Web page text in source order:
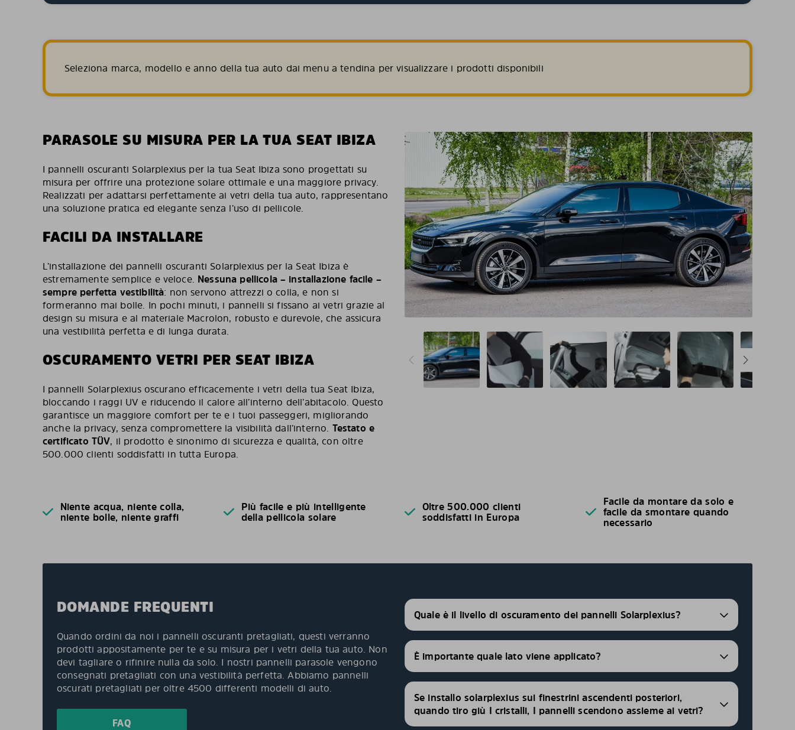
Seleziona marca, modello e anno della tua auto dai menu a tendina per visualizzare i prodotti disponibili
PARASOLE SU MISURA PER LA TUA SEAT IBIZA
I pannelli oscuranti Solarplexius per la tua Seat Ibiza sono progettati su
misura per offrire una protezione solare ottimale e una maggiore privacy.
Realizzati per adattarsi perfettamente ai vetri della tua auto, rappresentano
una soluzione pratica ed elegante senza l’uso di pellicole.
FACILI DA INSTALLARE
L’installazione dei pannelli oscuranti Solarplexius per la Seat Ibiza è
estremamente semplice e veloce. Nessuna pellicola – installazione facile –
sempre perfetta vestibilità: non servono attrezzi o colla, e non si
formeranno mai bolle. In pochi minuti, i pannelli si fissano ai vetri grazie al
design su misura e al materiale Macrolon, robusto e durevole, che assicura
una vestibilità perfetta e di lunga durata.
OSCURAMENTO VETRI PER SEAT IBIZA
I pannelli Solarplexius oscurano efficacemente i vetri della tua Seat Ibiza,
bloccando i raggi UV e riducendo il calore all’interno dell’abitacolo. Questo
garantisce un maggiore comfort per te e i tuoi passeggeri, migliorando
anche la privacy, senza compromettere la visibilità dall’interno. Testato e
certificato TÜV, il prodotto è sinonimo di sicurezza e qualità, con oltre
500.000 clienti soddisfatti in tutta Europa.
Niente acqua, niente colla,
niente bolle, niente graffi
Più facile e più intelligente
della pellicola solare
Oltre 500.000 clienti
soddisfatti in Europa
Facile da montare da solo e
facile da smontare quando
necessario
DOMANDE FREQUENTI
Quando ordini da noi i pannelli oscuranti pretagliati, questi verranno
prodotti appositamente per te e su misura per i vetri della tua auto. Non
devi tagliare o rifinire nulla da solo. I nostri pannelli parasole vengono
consegnati pretagliati con una vestibilità perfetta. Abbiamo pannelli
oscurati pretagliati per oltre 4500 differenti modelli di auto.
FAQ
Quale è il livello di oscuramento dei pannelli Solarplexius?
È importante quale lato viene applicato?
Se installo solarplexius sui finestrini ascendenti posteriori,
quando tiro giù I cristalli, I pannelli scendono assieme ai vetri?